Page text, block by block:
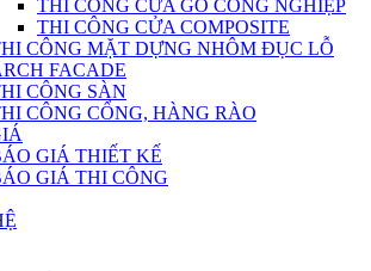
THI CÔNG CỬA GỖ CÔNG NGHIỆP
THI CÔNG CỬA COMPOSITE
CÔNG MẶT DỰNG NHÔM ĐỤC LỖ
FACADE
CÔNG SÀN
CÔNG CỔNG, HÀNG RÀO
GIÁ THIẾT KẾ
GIÁ THI CÔNG